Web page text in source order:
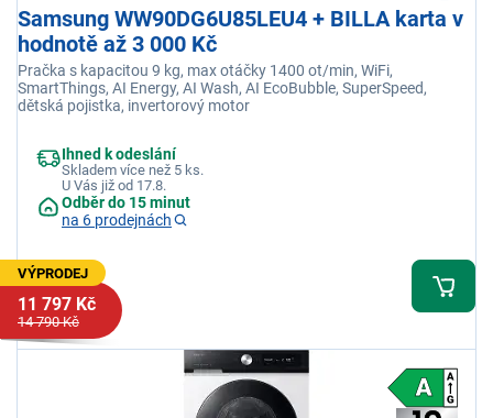
Samsung WW90DG6U85LEU4 + BILLA karta v
hodnotě až 3 000 Kč
Pračka s kapacitou 9 kg, max otáčky 1400 ot/min, WiFi,
SmartThings, AI Energy, AI Wash, AI EcoBubble, SuperSpeed,
dětská pojistka, invertorový motor
Ihned k odeslání
Skladem více než 5 ks.
U Vás již od 17.8.
Odběr do 15 minut
na 6 prodejnách
VÝPRODEJ
11 797 Kč
14 790 Kč